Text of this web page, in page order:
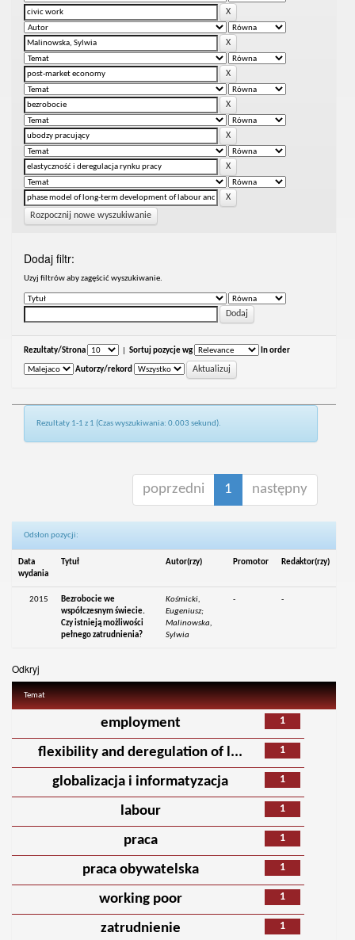
Rozpocznij nowe wyszukiwanie
Dodaj filtr:
Uzyj filtrów aby zagęścić wyszukiwanie.
Rezultaty/Strona Sortuj pozycje wg In order
Autorzy/rekord
Rezultaty 1-1 z 1 (Czas wyszukiwania: 0.003 sekund).
poprzedni 1 następny
Odsłon pozycji:
Data
wydania
Tytuł Autor(rzy) Promotor Redaktor(rzy)
2015
Bezrobocie we
współczesnym świecie.
Czy istnieją możliwości
pełnego zatrudnienia?
Kośmicki,
Eugeniusz;
Malinowska,
Sylwia
- -
Odkryj
Temat
1
employment
1
flexibility and deregulation of l...
1
globalizacja i informatyzacja
1
labour
1
praca
1
praca obywatelska
1
working poor
1
zatrudnienie